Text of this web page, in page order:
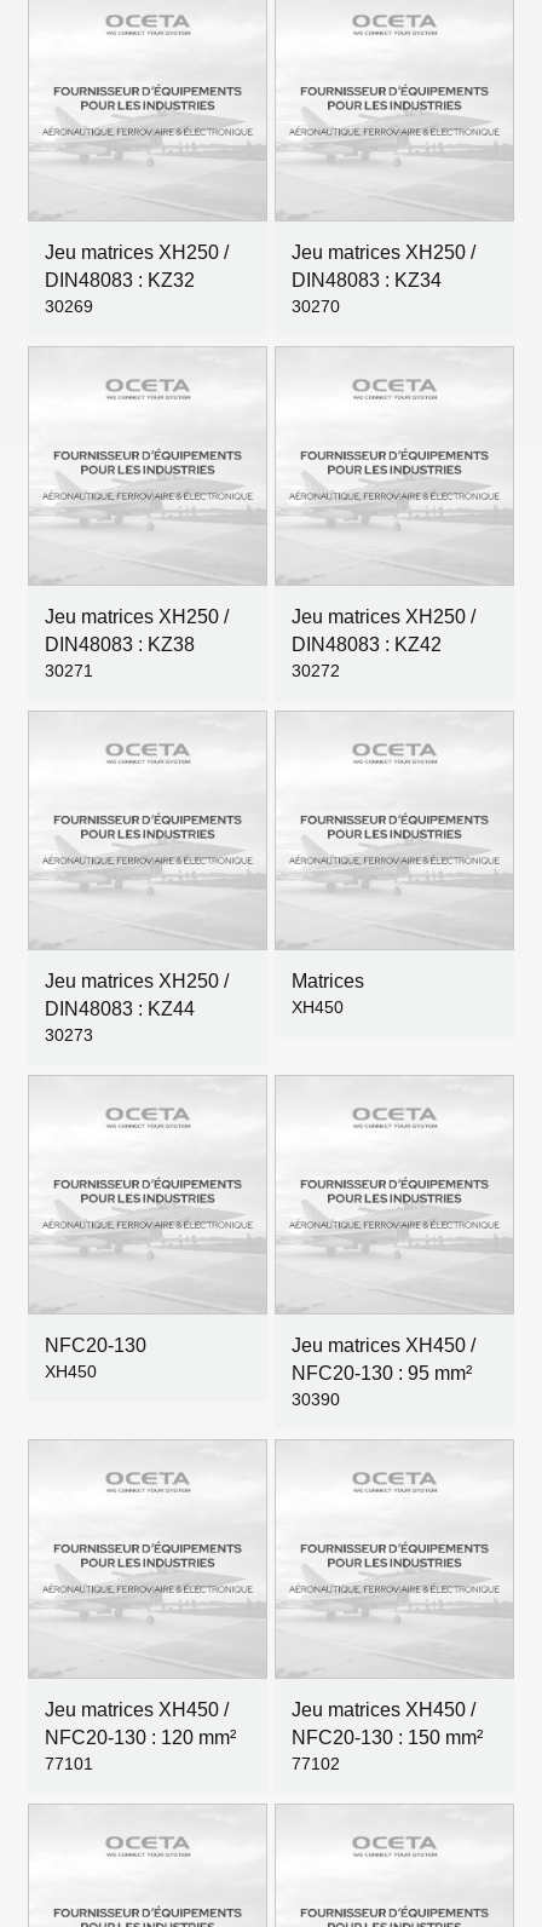
Jeu matrices XH250 /
DIN48083 : KZ32
30269
Jeu matrices XH250 /
DIN48083 : KZ34
30270
Jeu matrices XH250 /
DIN48083 : KZ38
30271
Jeu matrices XH250 /
DIN48083 : KZ42
30272
Jeu matrices XH250 /
DIN48083 : KZ44
30273
Matrices
XH450
NFC20-130
XH450
Jeu matrices XH450 /
NFC20-130 : 95 mm²
30390
Jeu matrices XH450 /
NFC20-130 : 120 mm²
77101
Jeu matrices XH450 /
NFC20-130 : 150 mm²
77102